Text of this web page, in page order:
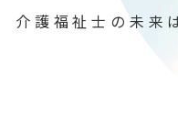
介護福祉士の未来